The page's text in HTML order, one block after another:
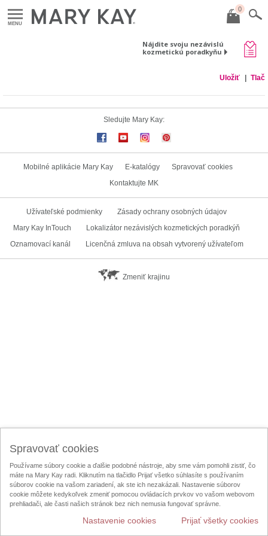
MENU
0
Nájdite svoju nezávislú
kozmetickú poradkyňu
Uložiť Tlač
Sledujte Mary Kay:
Mobilné aplikácie Mary Kay E-katalógy
Spravovať cookies
Kontaktujte MK
Užívateľské podmienky
Zásady ochrany osobných údajov
Mary Kay InTouch
Lokalizátor nezávislých kozmetických poradkýň
Oznamovací kanál
Licenčná zmluva na obsah vytvorený užívateľom
Zmeniť krajinu
Spravovať cookies
Používame súbory cookie a ďalšie podobné nástroje, aby sme vám pomohli zistiť, čo
máte na Mary Kay radi. Kliknutím na tlačidlo Prijať všetko súhlasíte s používaním
súborov cookie na vašom zariadení, ak ste ich nezakázali. Nastavenie súborov
cookie môžete kedykoľvek zmeniť pomocou ovládacích prvkov vo vašom webovom
prehliadači, ale časti našich stránok bez nich nemusia fungovať správne.
Prijať všetky cookies
Nastavenie cookies